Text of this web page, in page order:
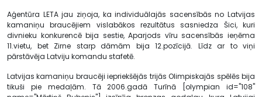
Aģentūra LETA jau ziņoja, ka individuālajās sacensībās no Latvijas
kamaniņu braucējiem vislabākos rezultātus sasniedza Šici, kuri
divnieku konkurencē bija sestie, Aparjods vīru sacensībās ieņēma
11.vietu, bet Zirne starp dāmām bija 12.pozīcijā. Līdz ar to viņi
pārstāvēja Latviju komandu stafetē.
Latvijas kamaniņu braucēji iepriekšējās trijās Olimpiskajās spēlēs bija
tikuši pie medaļām. Tā 2006.gadā Turīnā [olympian id="108"